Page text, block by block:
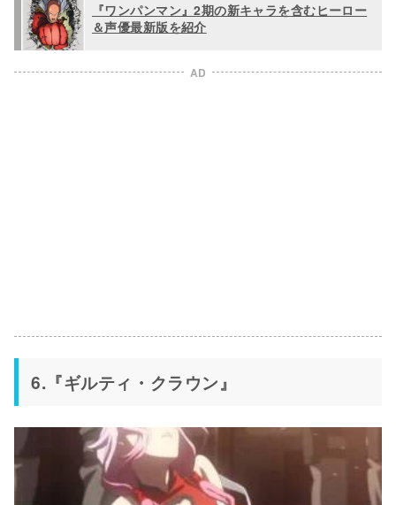
『ワンパンマン』2期の新キャラを含むヒーロー
＆声優最新版を紹介
AD
6.『ギルティ・クラウン』